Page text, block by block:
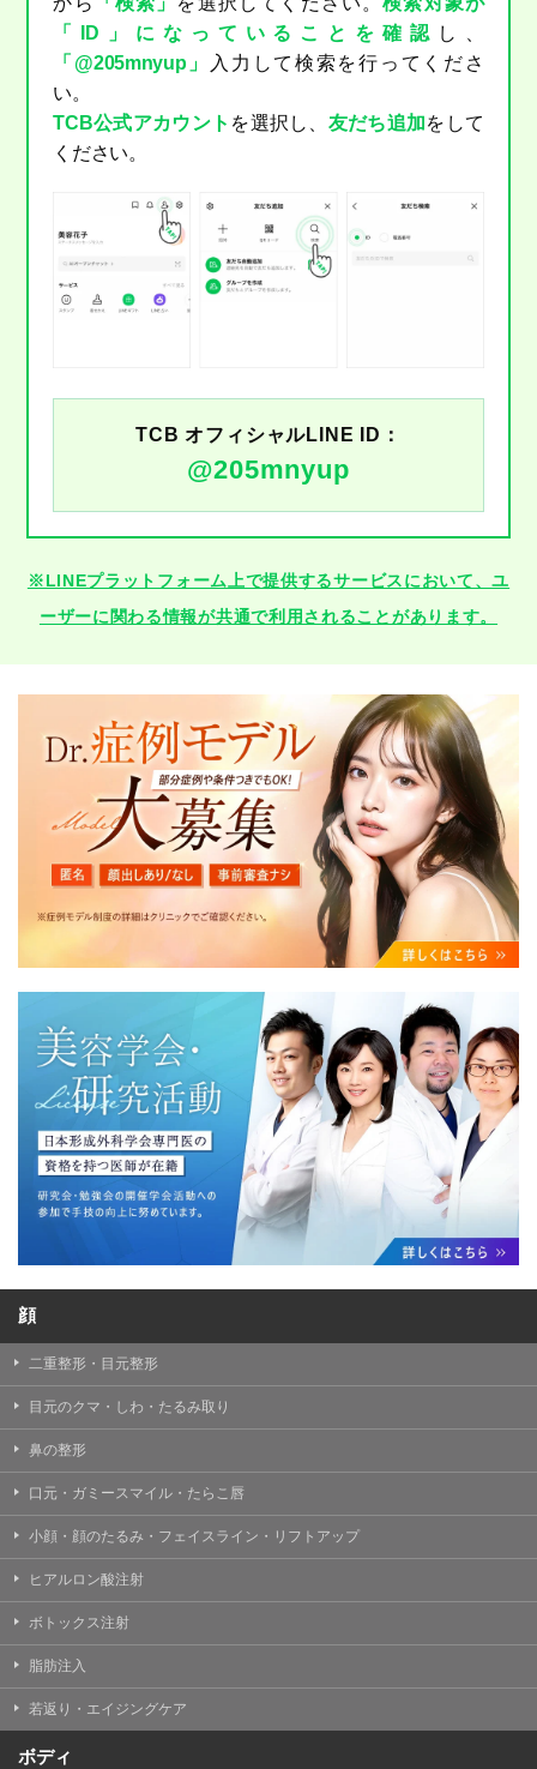
「ID」になっていることを確認 し、
「@205mnyup」
入力して検索を行ってくださ
い。
TCB公式アカウント を選択し、 友だち追加をして
ください。
TCB オフィシャルLINE ID：
@205mnyup
※LINEプラットフォーム上で提供するサービスにおいて、ユ
ーザーに関わる情報が共通で利用されることがあります。
顔
二重整形・目元整形
目元のクマ・しわ・たるみ取り
鼻の整形
口元・ガミースマイル・たらこ唇
小顔・顔のたるみ・フェイスライン・リフトアップ
ヒアルロン酸注射
ボトックス注射
脂肪注入
若返り・エイジングケア
ボディ